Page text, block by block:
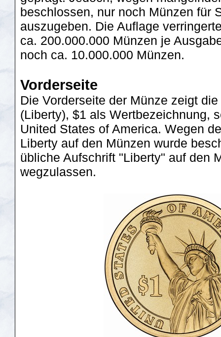
beschlossen, nur noch Münzen für
auszugeben. Die Auflage
ca. 200.000.000 Münzen je
noch ca. 10.000.000 Münzen.
Vorderseite
Die Vorderseite der Münze zeigt
(Liberty), $1 als Wertbezeichnung,
United States of America. Wegen
Liberty auf den Münzen wurde
übliche Aufschrift "Liberty" auf den
wegzulassen.